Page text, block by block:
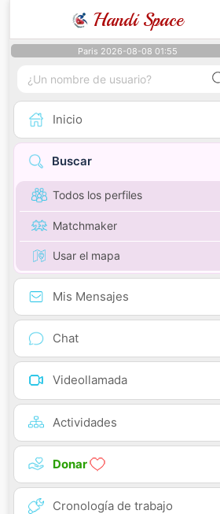
Handi Space
Paris 2026-08-08 01:55
Inicio
Buscar
Todos los perfiles
Matchmaker
Usar el mapa
Mis Mensajes
Chat
Videollamada
Actividades
Donar
Cronología de trabajo